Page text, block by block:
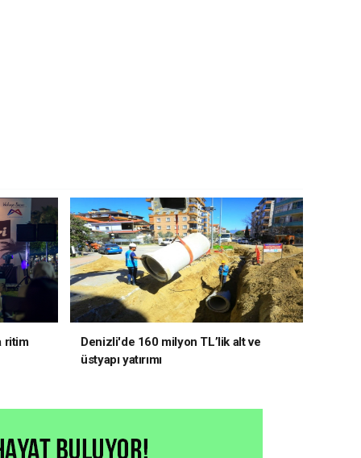
ritim
Denizli'de 160 milyon TL’lik alt ve
üstyapı yatırımı